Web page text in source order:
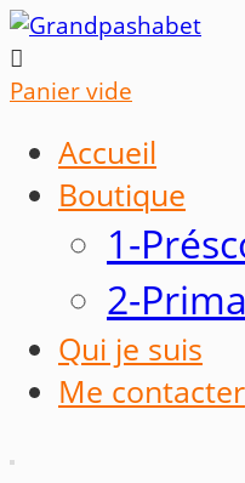

Panier vide
Accueil
Boutique
1-
2-
Qui je suis
Me contacter